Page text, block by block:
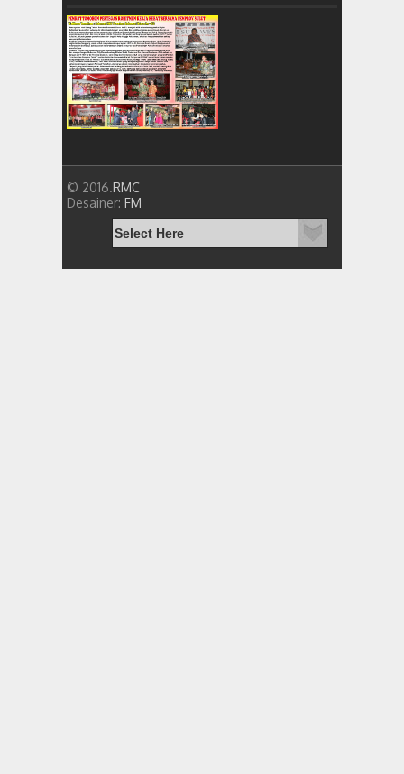
© 2016.RMC
Desainer: FM